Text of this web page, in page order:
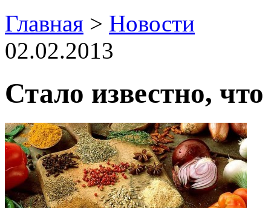
Главная > Новости
02.02.2013
Стало известно,